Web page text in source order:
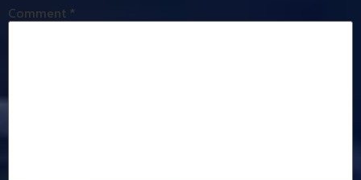
Comment *